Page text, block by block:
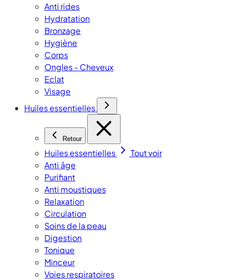
Anti rides
Hydratation
Bronzage
Hygiène
Corps
Ongles - Cheveux
Eclat
Visage
Huiles essentielles
Retour
Huiles essentielles
Tout voir
Anti âge
Purifiant
Anti moustiques
Relaxation
Circulation
Soins de la peau
Digestion
Tonique
Minceur
Voies respiratoires